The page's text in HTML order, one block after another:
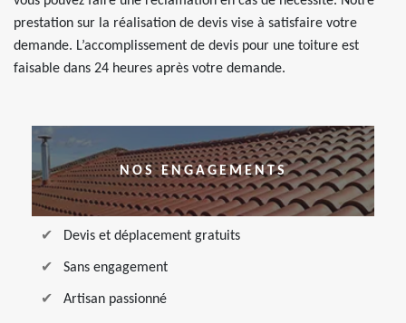
prestation sur la réalisation de devis vise à satisfaire votre
demande. L’accomplissement de devis pour une toiture est
faisable dans 24 heures après votre demande.
NOS ENGAGEMENTS
Devis et déplacement gratuits
Sans engagement
Artisan passionné